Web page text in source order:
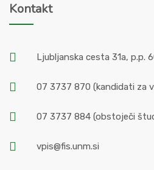
Kontakt
Ljubljanska cesta 31a, p.p.
07 3737 870 (kandidati za
07 3737 884 (obstoječi
vpis@fis.unm.si